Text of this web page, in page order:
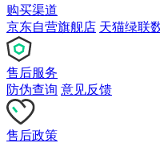
购买渠道
京东自营旗舰店 天猫绿联
售后服务
防伪查询 意见反馈
售后政策